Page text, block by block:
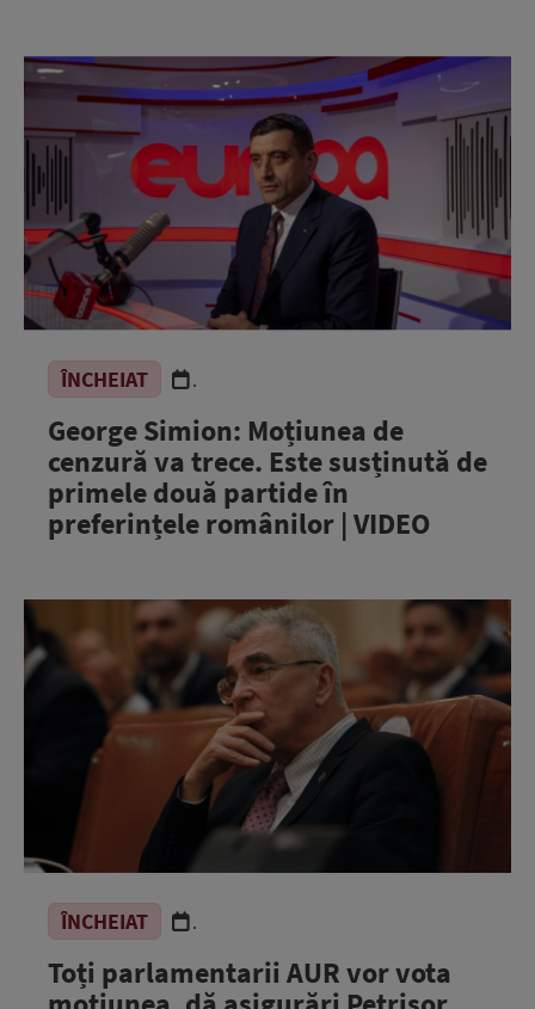
ÎNCHEIAT .
George Simion: Moțiunea de
cenzură va trece. Este susținută de
primele două partide în
preferințele românilor | VIDEO
ÎNCHEIAT .
Toți parlamentarii AUR vor vota